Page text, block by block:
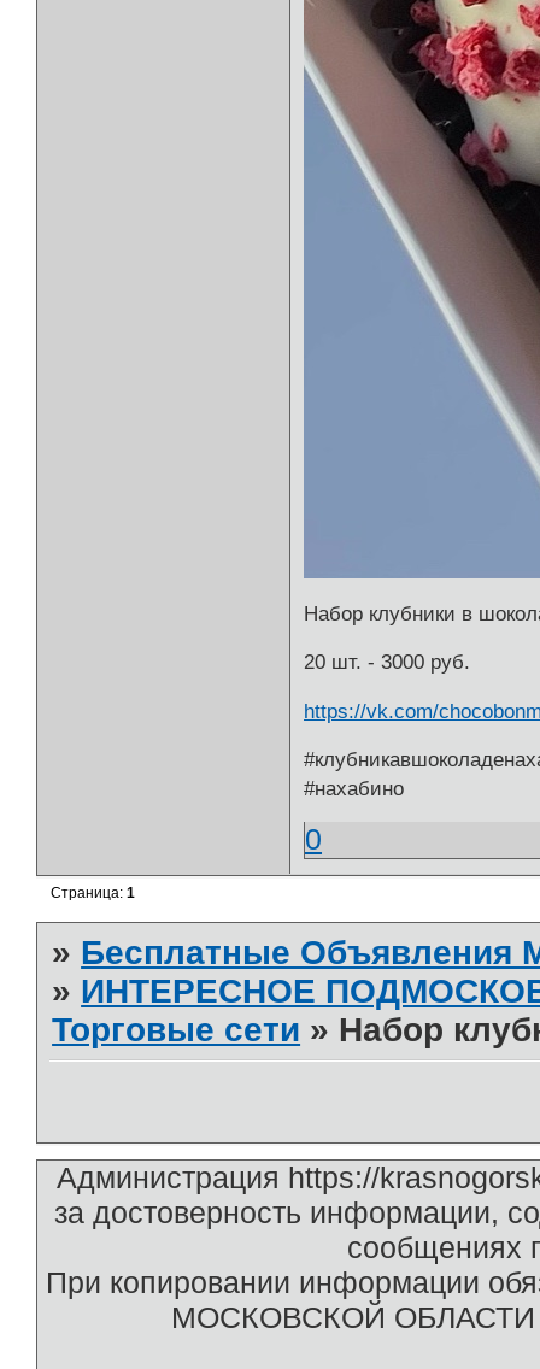
Набор клубники в
20 шт. - 3000 руб.
https://vk.com/
#нахабино
0
Страница:1
» Бесплатные
» ИНТЕРЕСНОЕ
Торговые сети » Набор
Администрация https://
за достоверность информации,
сообщениях
При копировании информации
МОСКОВСКОЙ ОБЛАСТИ